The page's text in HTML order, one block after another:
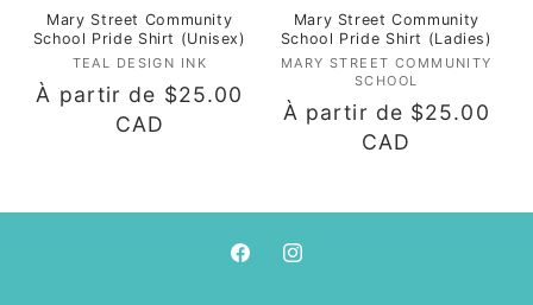
Mary Street Community
School Pride Shirt (Unisex)
Fournisseur :
TEAL DESIGN INK
Prix
À partir de $25.00
CAD
Mary Street Community
School Pride Shirt (Ladies)
Fournisseur :
MARY STREET COMMUNITY
SCHOOL
Prix
À partir de $25.00
CAD
FacebookInstagram